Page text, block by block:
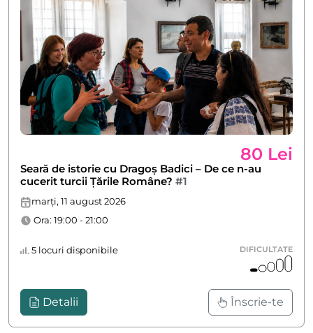
80 Lei
Seară de istorie cu Dragoș Badici – De ce n-au
cucerit turcii Țările Române? #1
marți, 11 august 2026
Ora: 19:00 - 21:00
5 locuri disponibile DIFICULTATE
Detalii Înscrie-te